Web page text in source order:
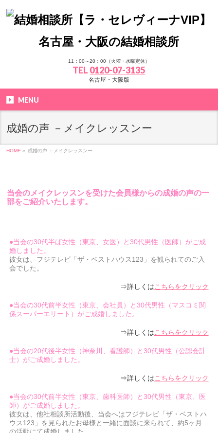
11：00～20：00（火曜・水曜定休）
TEL 0120-07-3135
名古屋・大阪版
MENU
成婚の声 －メイクレッスンー
HOME » 成婚の声 －メイクレッスンー
当会のメイクレッスンを受けた会員様からの成婚の声の一
部をご紹介いたします。
●当会の30代半ば女性（東京、女医）と30代男性（医師）がご成
婚しました。
彼女は、フジテレビ「ザ・ベストハウス123」を観られてのご入
会でした。
⇒詳しくはこちらをクリック
●当会の30代前半女性（東京、会社員）と30代男性（マスコミ関
係スーパーエリート）がご成婚しました。
⇒詳しくはこちらをクリック
●当会の20代後半女性（神奈川、看護師）と30代男性（公認会計
士）がご成婚しました。
⇒詳しくはこちらをクリック
●当会の30代前半女性（東京、歯科医師）と30代男性（東京、医
師）がご成婚しました。
彼女は、他社相談所活動後、当会へはフジテレビ「ザ・ベストハ
ウス123」を見られたお母様と一緒に面談に来られて、約5ヶ月